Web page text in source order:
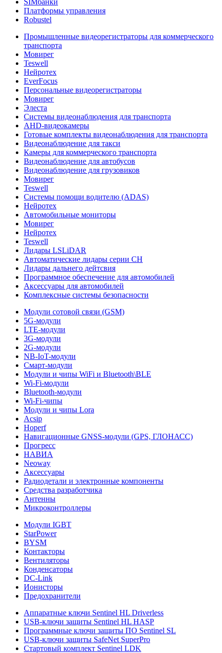
SIMбанки
Платформы управления
Robustel
Промышленные видеорегистраторы для коммерческого
транспорта
Мовирег
Teswell
Нейротех
EverFocus
Персональные видеорегистраторы
Мовирег
Элеста
Системы видеонаблюдения для транспорта
AHD-видеокамеры
Готовые комплекты видеонаблюдения для транспорта
Видеонаблюдение для такси
Камеры для коммерческого транспорта
Видеонаблюдение для автобусов
Видеонаблюдение для грузовиков
Мовирег
Teswell
Системы помощи водителю (ADAS)
Нейротех
Автомобильные мониторы
Мовирег
Нейротех
Teswell
Лидары LSLiDAR
Автоматические лидары серии CH
Лидары дальнего дейтсвия
Программное обеспечение для автомобилей
Аксессуары для автомобилей
Комплексные системы безопасности
Модули сотовой связи (GSM)
5G-модули
LTE-модули
3G-модули
2G-модули
NB-IoT-модули
Смарт-модули
Модули и чипы WiFi и Bluetooth\BLE
Wi-Fi-модули
Bluetooth-модули
Wi-Fi-чипы
Модули и чипы Lora
Acsip
Hoperf
Навигационные GNSS-модули (GPS, ГЛОНАСС)
Прогресс
НАВИА
Neoway
Аксессуары
Радиодетали и электронные компоненты
Средства разработчика
Антенны
Микроконтроллеры
Модули IGBT
StarPower
BYSM
Контакторы
Вентиляторы
Конденсаторы
DC-Link
Ионисторы
Предохранители
Аппаратные ключи Sentinel HL Driverless
USB-ключи защиты Sentinel HL HASP
Программные ключи защиты ПО Sentinel SL
USB-ключи защиты SafeNet SuperPro
Стартовый комплект Sentinel LDK